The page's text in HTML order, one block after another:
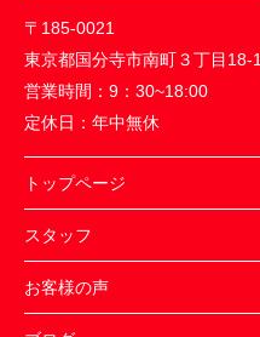
〒185-0021
東京都国分寺市南町３丁目18-
営業時間： 9：30~18:00
定休日： 年中無休
トップページ
スタッフ
お客様の声